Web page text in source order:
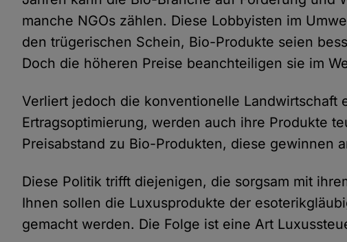
manche NGOs zählen. Diese Lobbyisten im
den trügerischen Schein, Bio-Produkte seien
Doch die höheren Preise beanchteiligen sie im
Verliert jedoch die konventionelle Landwirtschaft
Ertragsoptimierung, werden auch ihre Produkte
Preisabstand zu Bio-Produkten, diese gewinnen
Diese Politik trifft diejenigen, die sorgsam mit
Ihnen sollen die Luxusprodukte der
gemacht werden. Die Folge ist eine Art